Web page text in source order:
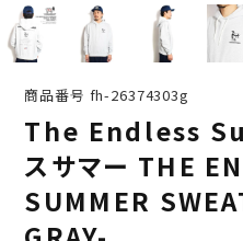
商品番号 fh-26374303g
The Endless
スサマー THE
SUMMER